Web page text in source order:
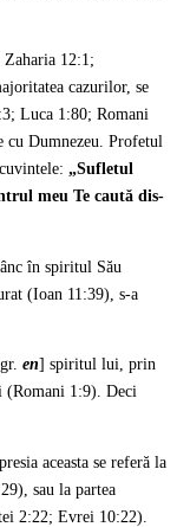
12:1;
cazurilor, se
Luca 1:80; Romani
cu Dumnezeu. Profetul
„Sufletul
meu Te caută dis-
în spiritul Său
(Ioan 11:39), s-a
en] spiritul lui, prin
(Romani 1:9). Deci
aceasta se referă la
sau la partea
2:22; Evrei 10:22).